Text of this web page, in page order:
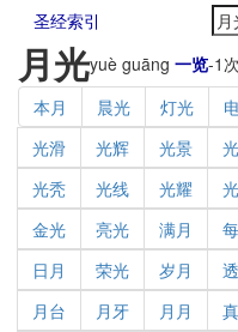
圣经索引
月光yuè guāng 一览-1 次
本月
晨光 灯光
光滑
光辉 光景
光秃
光线 光耀
金光
亮光 满月
日月
荣光 岁月
月台
月牙 月月